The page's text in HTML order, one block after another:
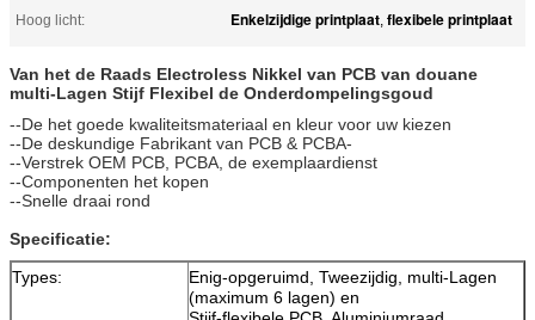
Hoog licht:
Enkelzijdige printplaat, flexibele printplaat
Van het de Raads Electroless Nikkel van PCB van douane
multi-Lagen Stijf Flexibel de Onderdompelingsgoud
--De het goede kwaliteitsmateriaal en kleur voor uw kiezen
--De deskundige Fabrikant van PCB & PCBA-
--Verstrek OEM PCB, PCBA, de exemplaardienst
--Componenten het kopen
--Snelle draai rond
Specificatie:
Types:
Enig-opgeruimd, Tweezijdig, multi-Lagen
(maximum 6 lagen) en